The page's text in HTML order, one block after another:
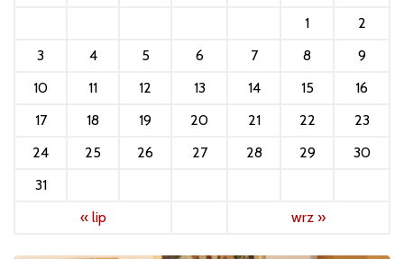
1
2
3
4 5 6 7 8
9
10
11 12 13 14 15
16
17
18 19 20 21 22
23
24
25 26 27 28 29
30
31
« lip
wrz »